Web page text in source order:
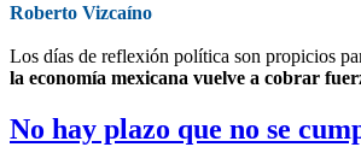
Roberto Vizcaíno
Los días de reflexión política son propicios
la economía mexicana vuelve a cobrar
No hay plazo que no se